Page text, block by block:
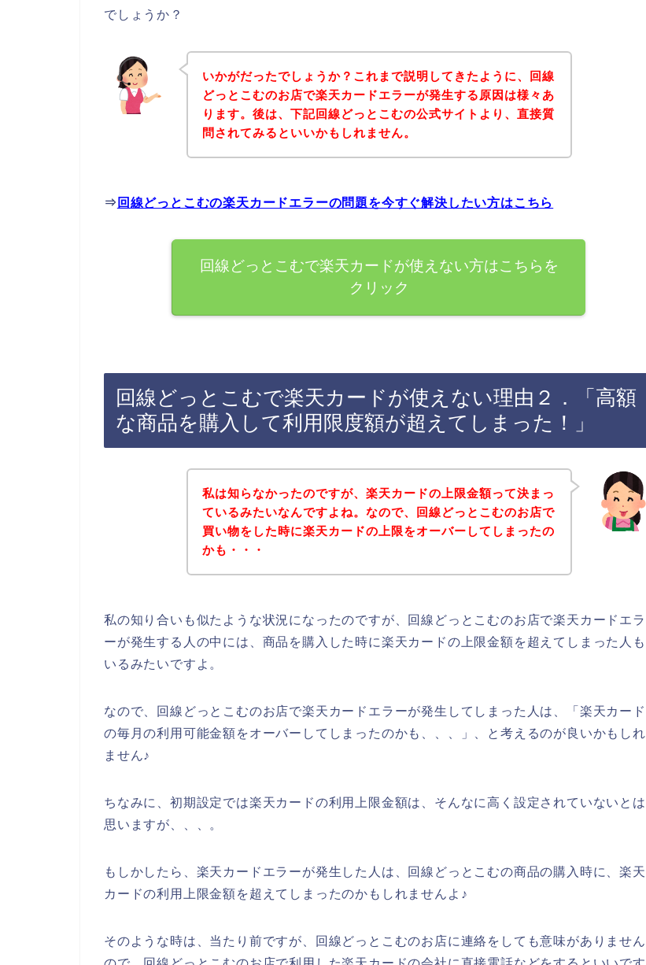
でしょうか？
いかがだったでしょうか？これまで説明してきたように、回線
どっとこむのお店で楽天カードエラーが発生する原因は様々あ
ります。後は、下記回線どっとこむの公式サイトより、直接質
問されてみるといいかもしれません。
⇒ 回線どっとこむの楽天カードエラーの問題を今すぐ解決したい方はこちら
回線どっとこむで楽天カードが使えない方はこちらを
クリック
回線どっとこむで楽天カードが使えない理由２．「高額
な商品を購入して利用限度額が超えてしまった！」
私は知らなかったのですが、楽天カードの上限金額って決まっ
ているみたいなんですよね。なので、回線どっとこむのお店で
買い物をした時に楽天カードの上限をオーバーしてしまったの
かも・・・
私の知り合いも似たような状況になったのですが、回線どっとこむのお店で楽天カードエラ
ーが発生する人の中には、商品を購入した時に楽天カードの上限金額を超えてしまった人も
いるみたいですよ。
なので、回線どっとこむのお店で楽天カードエラーが発生してしまった人は、「楽天カード
の毎月の利用可能金額をオーバーしてしまったのかも、、、」、と考えるのが良いかもしれ
ません♪
ちなみに、初期設定では楽天カードの利用上限金額は、そんなに高く設定されていないとは
思いますが、、、。
もしかしたら、楽天カードエラーが発生した人は、回線どっとこむの商品の購入時に、楽天
カードの利用上限金額を超えてしまったのかもしれませんよ♪
そのような時は、当たり前ですが、回線どっとこむのお店に連絡をしても意味がありません